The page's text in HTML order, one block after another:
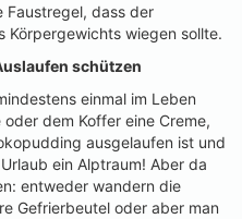
Faustregel, dass der
Körpergewichts wiegen sollte.
schützen
einmal im Leben
dem Koffer eine Creme,
ausgelaufen ist und
ein Alptraum! Aber da
entweder wandern die
Gefrierbeutel oder aber man